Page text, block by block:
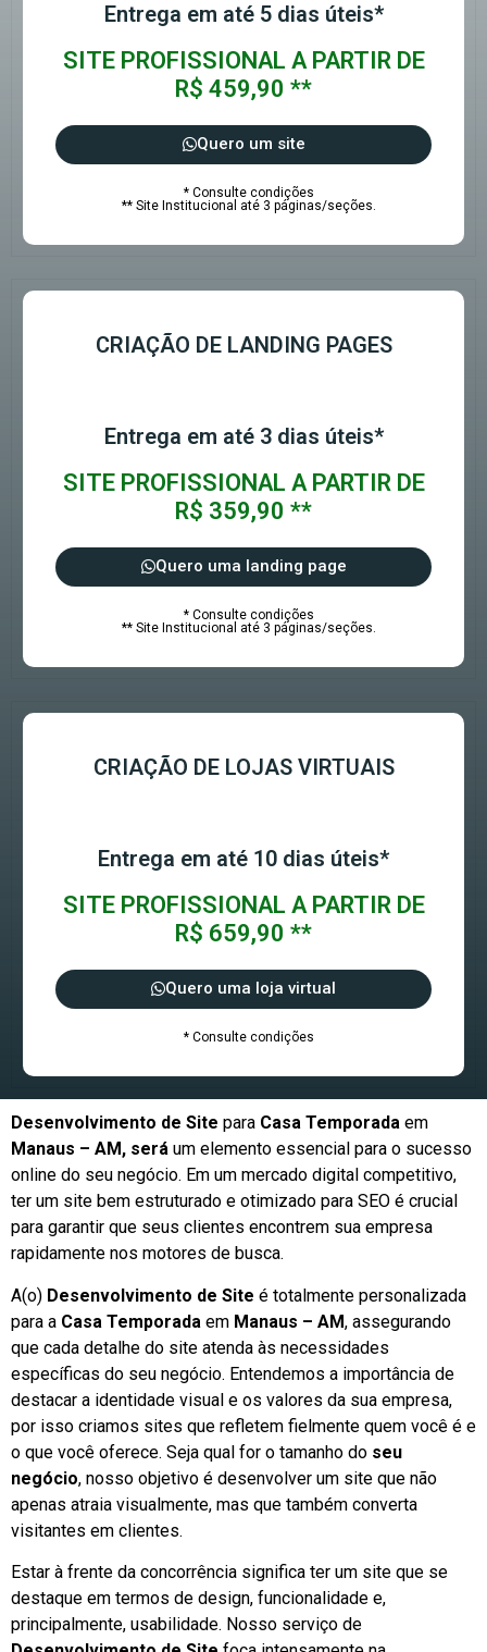
Entrega em até 5 dias úteis*
SITE PROFISSIONAL A PARTIR DE
R$ 459,90 **
Quero um site
* Consulte condições
** Site Institucional até 3 páginas/seções.
CRIAÇÃO DE LANDING PAGES
Entrega em até 3 dias úteis*
SITE PROFISSIONAL A PARTIR DE
R$ 359,90 **
Quero uma landing page
* Consulte condições
** Site Institucional até 3 páginas/seções.
CRIAÇÃO DE LOJAS VIRTUAIS
Entrega em até 10 dias úteis*
SITE PROFISSIONAL A PARTIR DE
R$ 659,90 **
Quero uma loja virtual
* Consulte condições
Desenvolvimento de Site para Casa Temporada em
Manaus – AM, será um elemento essencial para o sucesso
online do seu negócio. Em um mercado digital competitivo,
ter um site bem estruturado e otimizado para SEO é crucial
para garantir que seus clientes encontrem sua empresa
rapidamente nos motores de busca.
A(o) Desenvolvimento de Site é totalmente personalizada
para a Casa Temporada em Manaus – AM, assegurando
que cada detalhe do site atenda às necessidades
específicas do seu negócio. Entendemos a importância de
destacar a identidade visual e os valores da sua empresa,
por isso criamos sites que refletem fielmente quem você é e
o que você oferece. Seja qual for o tamanho do seu
negócio, nosso objetivo é desenvolver um site que não
apenas atraia visualmente, mas que também converta
visitantes em clientes.
Estar à frente da concorrência significa ter um site que se
destaque em termos de design, funcionalidade e,
principalmente, usabilidade. Nosso serviço de